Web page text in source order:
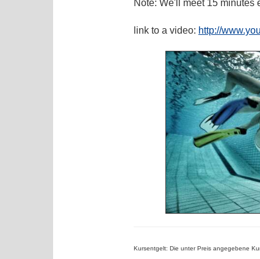
Note: We'll meet 15 minutes
link to a video: http://
Kursentgelt: Die unter Preis angegebene